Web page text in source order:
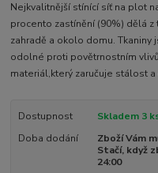
Nejkvalitnější stínící síť na plot
procento zastínění (90%) dělá
zahradě a okolo domu. Tkaniny
odolné proti povětrnostním
materiál,který zaručuje stálost
Dostupnost
Skladem 3
Doba dodání
Zboží Vám
Stačí, když
24:00